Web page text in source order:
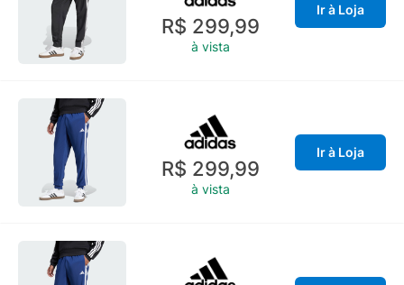
R$ 299,99
à vista
Ir à Loja
R$ 299,99
à vista
Ir à Loja